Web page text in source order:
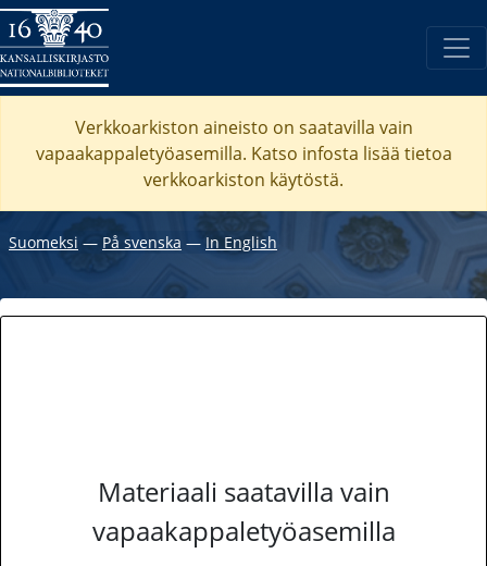
Verkkoarkiston aineisto on saatavilla vain
vapaakappaletyöasemilla. Katso infosta lisää tietoa
verkkoarkiston käytöstä.
Suomeksi ― På svenska ― In English
Materiaali saatavilla vain
vapaakappaletyöasemilla